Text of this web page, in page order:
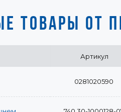
ТОВАРЫ ОТ
Артикул
0281020590